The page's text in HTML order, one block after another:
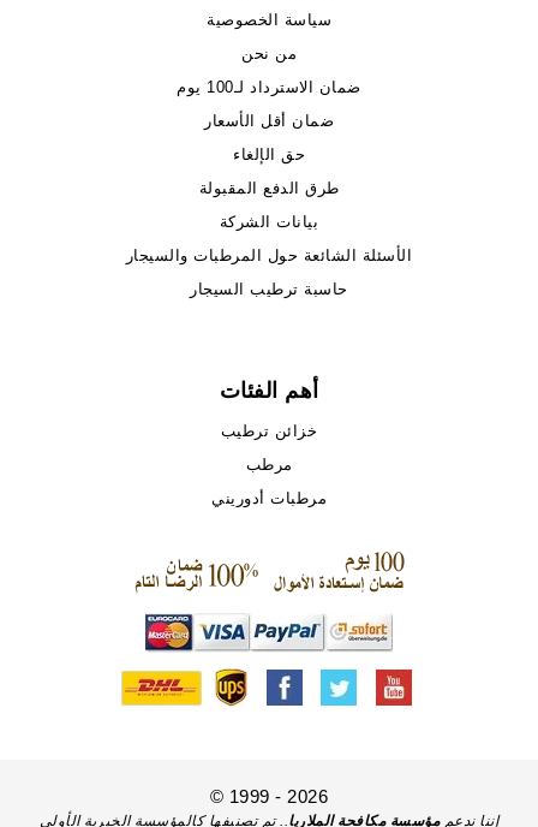
سياسة الخصوصية
من نحن
ضمان الاسترداد لـ100 يوم
ضمان أقل الأسعار
حق الإلغاء
طرق الدفع المقبولة
بيانات الشركة
الأسئلة الشائعة حول المرطبات والسيجار
حاسبة ترطيب السيجار
أهم الفئات
خزائن ترطيب
مرطب
مرطبات أدوريني
© 1999 - 2026
إننا ندعممؤسسة مكافحة الملاريا.. تم تصنيفها كالمؤسسة الخيرية الأولى